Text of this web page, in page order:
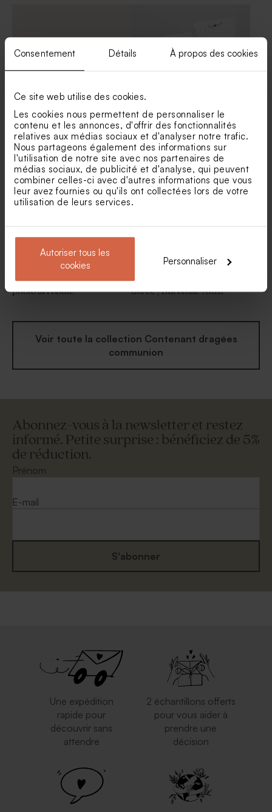
Consentement Détails À propos des cookies
Ce site web utilise des cookies.
Les cookies nous permettent de personnaliser le
contenu et les annonces, d'offrir des fonctionnalités
relatives aux médias sociaux et d'analyser notre trafic.
Nous partageons également des informations sur
l'utilisation de notre site avec nos partenaires de
médias sociaux, de publicité et d'analyse, qui peuvent
combiner celles-ci avec d'autres informations que vous
leur avez fournies ou qu'ils ont collectées lors de votre
utilisation de leurs services.
Autoriser tous les
cookies
Personnaliser
Savon artisanal communion
senteur Fraîcheur
Dragées communion couleur
champagne 1 kg (± 240 ex)
Boite à dragées communion
joli prénom
Etui dragées communion
chic et original
Etui à dragées communion
photo arrondie
Boîte métal communion
dorée | Buromac 781111
Voir toute la collection Contenant dragées
communion
Abonnez-vous à la newsletter et restez
informé. Petite surprise : bénéficiez de 5%
de réduction.
Prénom
E-mail
S'abonner
Une expédition
rapide pour
découvrir sans
attendre
2 échantillons offerts
pour vous aider à
prendre une
décision